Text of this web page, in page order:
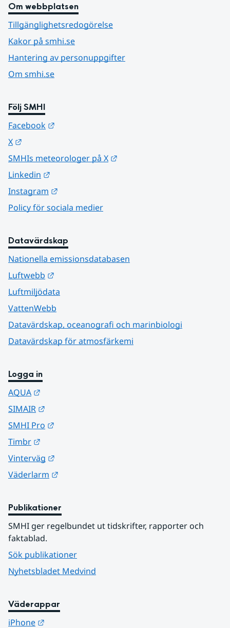
Om webbplatsen
Tillgänglighetsredogörelse
Kakor på smhi.se
Hantering av personuppgifter
Om smhi.se
Följ SMHI
Facebook
X
SMHIs meteorologer på X
Linkedin
Instagram
Policy för sociala medier
Datavärdskap
Nationella emissionsdatabasen
Luftwebb
Luftmiljödata
VattenWebb
Datavärdskap, oceanografi och marinbiologi
Datavärdskap för atmosfärkemi
Logga in
AQUA
SIMAIR
SMHI Pro
Timbr
Vinterväg
Väderlarm
Publikationer
SMHI ger regelbundet ut tidskrifter, rapporter och
faktablad.
Sök publikationer
Nyhetsbladet Medvind
Väderappar
iPhone